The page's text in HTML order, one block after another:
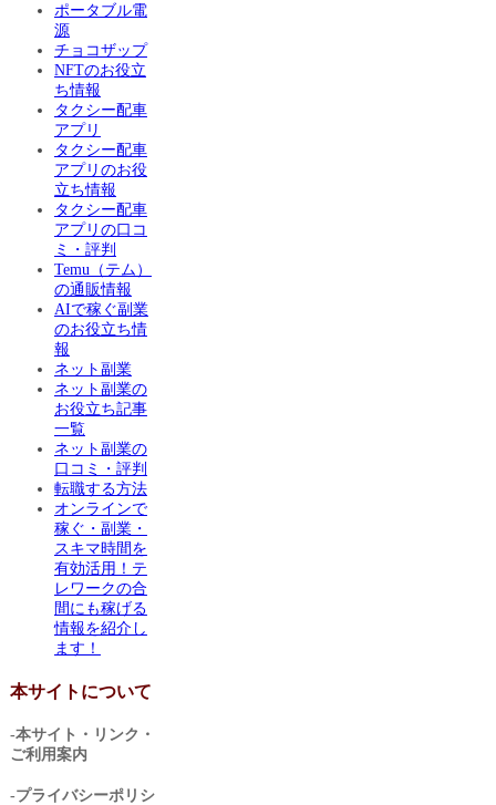
ポータブル電
源
チョコザップ
NFTのお役立
ち情報
タクシー配車
アプリ
タクシー配車
アプリのお役
立ち情報
タクシー配車
アプリの口コ
ミ・評判
Temu（テム）
の通販情報
AIで稼ぐ副業
のお役立ち情
報
ネット副業
ネット副業の
お役立ち記事
一覧
ネット副業の
口コミ・評判
転職する方法
オンラインで
稼ぐ・副業・
スキマ時間を
有効活用！テ
レワークの合
間にも稼げる
情報を紹介し
ます！
本サイトについて
-本サイト・リンク・
ご利用案内
-プライバシーポリシ